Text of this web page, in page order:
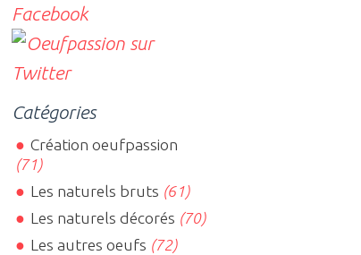
Catégories
Création oeufpassion
(71)
Les naturels bruts (61)
Les naturels décorés (70)
Les autres oeufs (72)